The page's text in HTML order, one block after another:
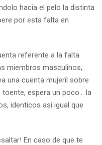
hacia el pelo la distinta
por esta falta en
referente a la falta
miembros masculinos,
una cuenta mujeril sobre
espera un poco… la
identicos asi igual que
En caso de que te